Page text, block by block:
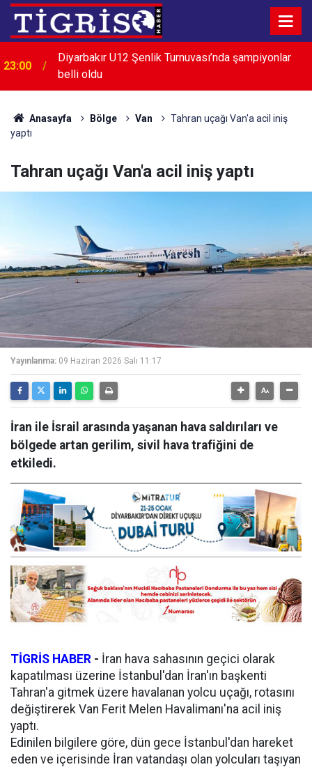
23:00
Diyarbakır U12 Şenlik Turnuvası’nda şampiyonlar
belli oldu
22:32
Menderes Belediye Başkanı İlkay Çiçek görevden
uzaklaştırıldı
Anasayfa Bölge Van
Tahran uçağı Van'a acil iniş
yaptı
Tahran uçağı Van'a acil iniş yaptı
Yayınlanma: 09 Haziran 2026 Salı 11:17
İran ile İsrail arasında yaşanan hava saldırıları ve
bölgede artan gerilim, sivil hava trafiğini de
etkiledi.
TİGRİS HABER - İran hava sahasının geçici olarak
kapatılması üzerine İstanbul'dan İran'ın başkenti
Tahran'a gitmek üzere havalanan yolcu uçağı, rotasını
değiştirerek Van Ferit Melen Havalimanı'na acil iniş
yaptı.
Edinilen bilgilere göre, dün gece İstanbul'dan hareket
eden ve içerisinde İran vatandaşı olan yolcuları taşıyan